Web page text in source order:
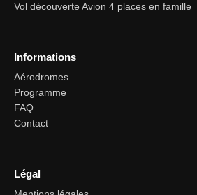
Vol découverte Avion 4 places en famille
Informations
Aérodromes
Programme
FAQ
Contact
Légal